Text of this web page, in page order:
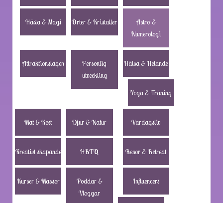
Häxa & Magi Örter & Kristaller
Astro &
Numerologi
Attraktionslagen
Personlig
utveckling
Hälsa & Helande
Yoga & Träning
Mat & Kost Djur & Natur Vardagsliv
Kreativt skapande HBTQ Resor & Retreat
Kurser & Mässor
Poddar &
Vloggar
Influencers